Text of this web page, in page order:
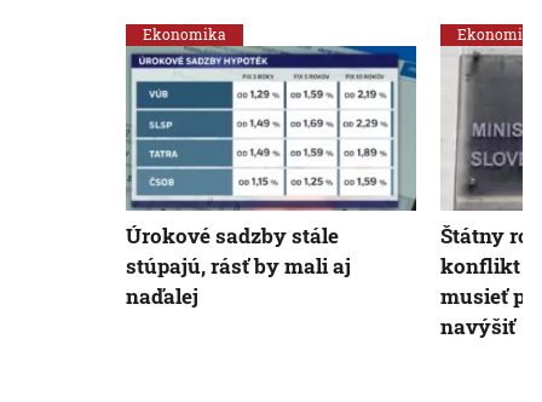
Ekonomika
Úrokové sadzby stále
stúpajú, rásť by mali aj
naďalej
Ekonomika
Štátny
konflikt
musieť
navýšiť